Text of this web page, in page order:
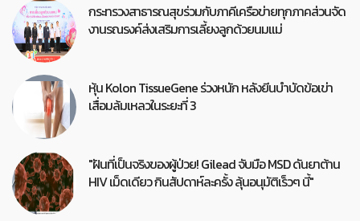
กระทรวงสาธารณสุขร่วมกับภาคีเครือข่ายทุกภาคส่วนจัด
งานรณรงค์ส่งเสริมการเลี้ยงลูกด้วยนมแม่
หุ้น Kolon TissueGene ร่วงหนัก หลังยีนบำบัดข้อเข่า
เสื่อมล้มเหลวในระยะที่ 3
"ฝันที่เป็นจริงของผู้ป่วย! Gilead จับมือ MSD ดันยาต้าน
HIV เม็ดเดียว กินสัปดาห์ละครั้ง ลุ้นอนุมัติเร็วๆ นี้"